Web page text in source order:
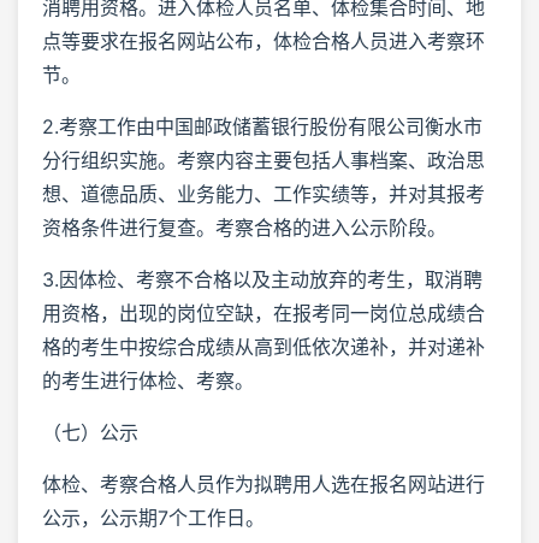
消聘用资格。进入体检人员名单、体检集合时间、地
点等要求在报名网站公布，体检合格人员进入考察环
节。
2.考察工作由中国邮政储蓄银行股份有限公司衡水市
分行组织实施。考察内容主要包括人事档案、政治思
想、道德品质、业务能力、工作实绩等，并对其报考
资格条件进行复查。考察合格的进入公示阶段。
3.因体检、考察不合格以及主动放弃的考生，取消聘
用资格，出现的岗位空缺，在报考同一岗位总成绩合
格的考生中按综合成绩从高到低依次递补，并对递补
的考生进行体检、考察。
（七）公示
体检、考察合格人员作为拟聘用人选在报名网站进行
公示，公示期7个工作日。